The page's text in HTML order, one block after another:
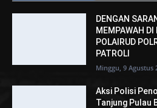
DENGAN
MEMPAWAH
POLAIRUD
PATROLI
Minggu, 9 Agustus
Aksi Polisi
Tanjung Pulau